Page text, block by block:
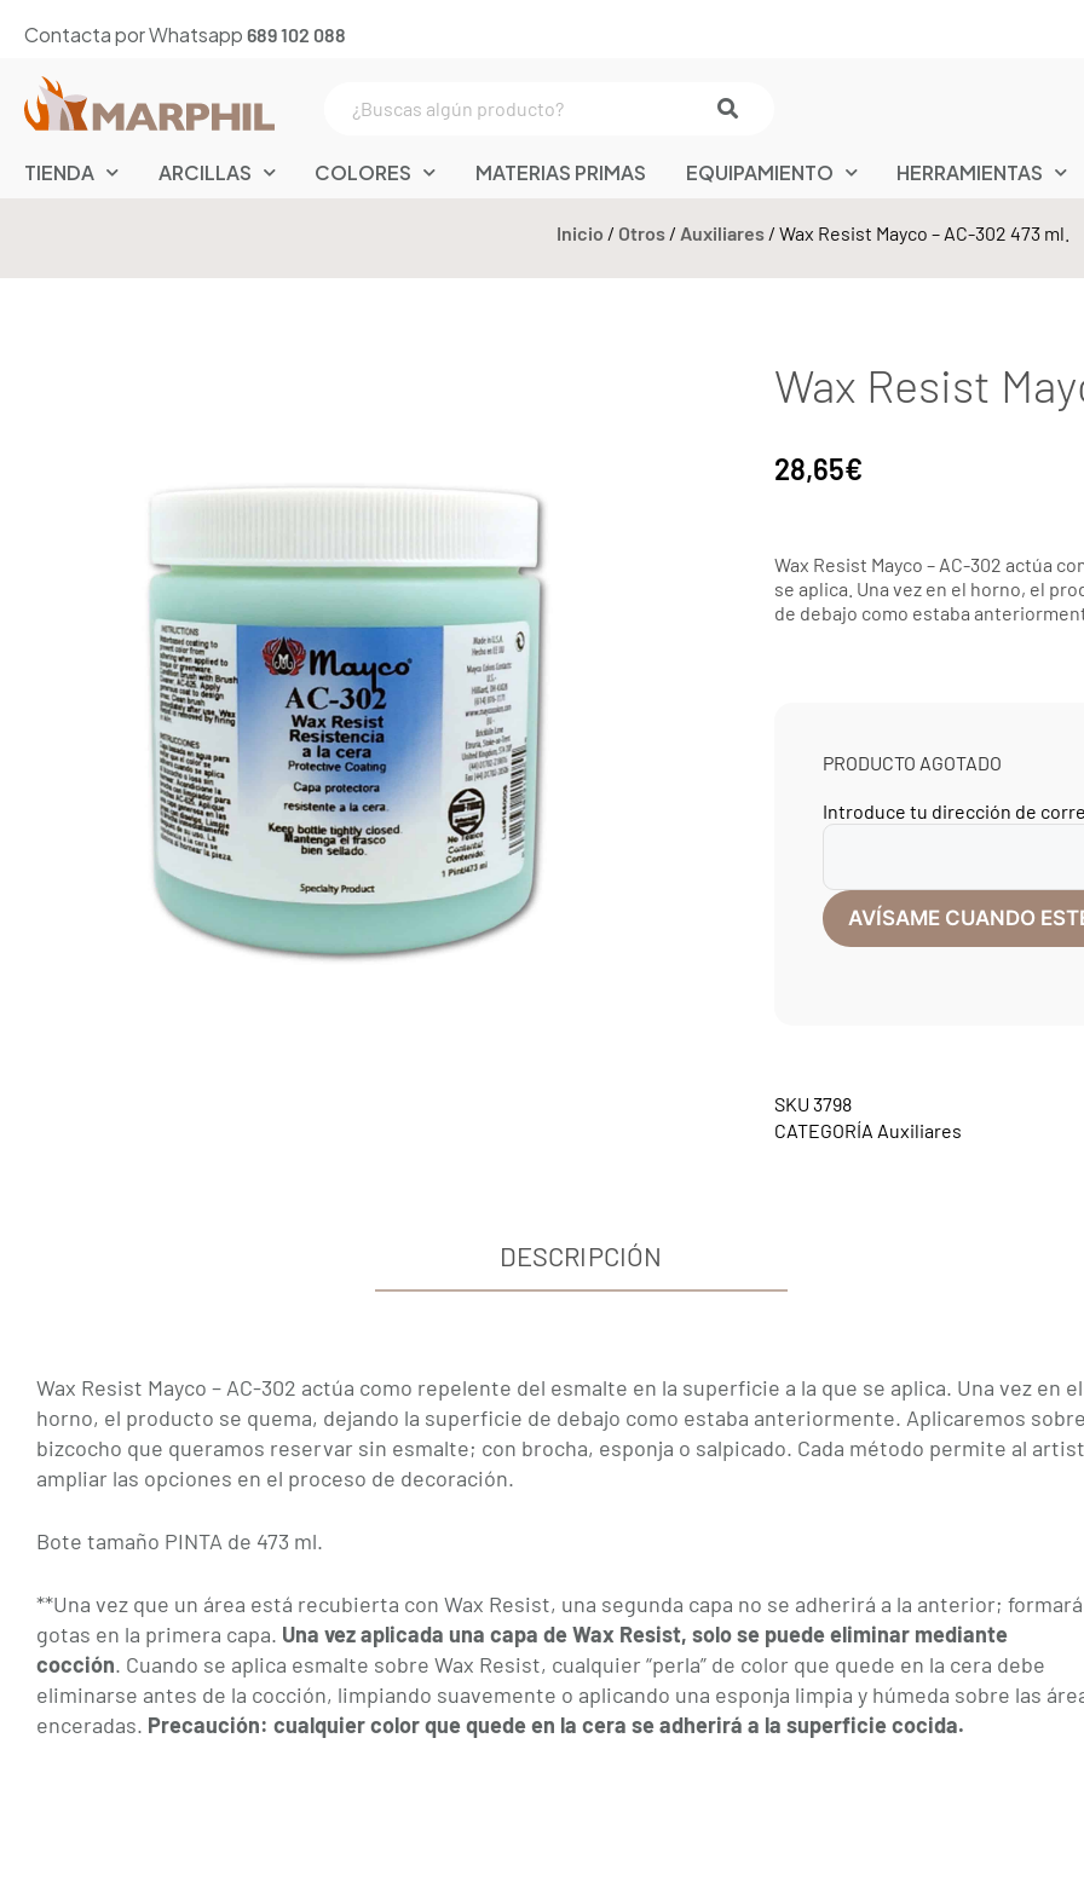
Contacta por Whatsapp 689 102 088
TIENDA ARCILLAS COLORES MATERIAS PRIMAS EQUIPAMIENTO HERRAMIENTAS
Inicio / Otros / Auxiliares / Wax Resist Mayco – AC-302 473 ml.
Wax Resist
28,65€
Wax Resist Mayco – AC-302 actúa
se aplica. Una vez en el horno, el
de debajo como estaba
PRODUCTO AGOTADO
Introduce tu dirección de
SKU 3798
CATEGORÍA Auxiliares
DESCRIPCIÓN
Wax Resist Mayco – AC-302 actúa como repelente del esmalte en la superficie a la que se aplica. Una vez en el
horno, el producto se quema, dejando la superficie de debajo como estaba anteriormente. Aplicaremos
bizcocho que queramos reservar sin esmalte; con brocha, esponja o salpicado. Cada método permite al
ampliar las opciones en el proceso de decoración.
Bote tamaño PINTA de 473 ml.
**Una vez que un área está recubierta con Wax Resist, una segunda capa no se adherirá a la anterior; formará
gotas en la primera capa. Una vez aplicada una capa de Wax Resist, solo se puede eliminar mediante
cocción. Cuando se aplica esmalte sobre Wax Resist, cualquier “perla” de color que quede en la cera debe
eliminarse antes de la cocción, limpiando suavemente o aplicando una esponja limpia y húmeda sobre las
enceradas. Precaución: cualquier color que quede en la cera se adherirá a la superficie cocida.